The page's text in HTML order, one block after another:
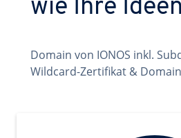
wie Ihre
Domain von IONOS inkl.
Wildcard-Zertifikat &